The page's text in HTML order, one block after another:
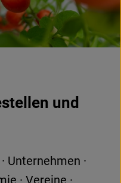
und
Unternehmen ·
· Vereine ·